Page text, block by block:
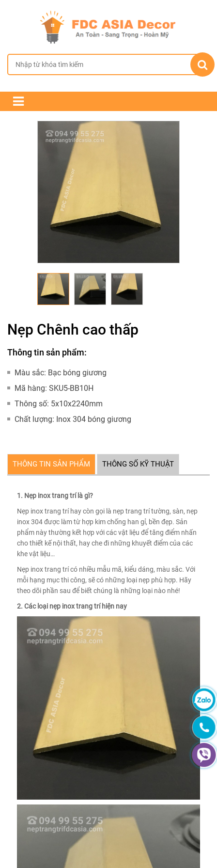
Nẹp Chênh cao thấp
Thông tin sản phẩm:
Màu sắc: Bạc bóng giương
Mã hàng: SKU5-BB10H
Thông số: 5x10x2240mm
Chất lượng: Inox 304 bóng giương
THÔNG TIN SẢN PHẨM THÔNG SỐ KỸ THUẬT
1. Nẹp inox trang trí là gì?
Nẹp inox trang trí hay còn gọi là nẹp trang trí tường, sàn, nẹp
inox 304 được làm từ hợp kim chống han gỉ, bền đẹp. Sản
phẩm này thường kết hợp với các vật liệu để tăng điểm nhấn
cho thiết kế nội thất, hay che đi những khuyết điểm của các
khe vật liệu…
Nẹp inox trang trí có nhiều mẫu mã, kiểu dáng, màu sắc. Với
mỗi hạng mục thi công, sẽ có những loại nẹp phù hợp. Hãy
theo dõi phần sau để biết chúng là những loại nào nhé!
2. Các loại nẹp inox trang trí hiện nay
TRANG CHỦ
GIỚI THIỆU
CHÍNH SÁCH BÁN HÀNG